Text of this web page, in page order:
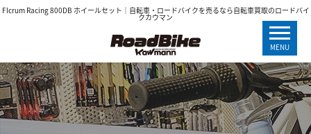
Flcrum Racing 800DB ホイールセット｜自転車・ロードバイクを売るなら自転車買取のロードバイ
クカウマン
MENU